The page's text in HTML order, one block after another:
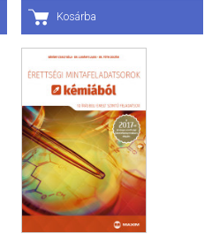
Kosárba